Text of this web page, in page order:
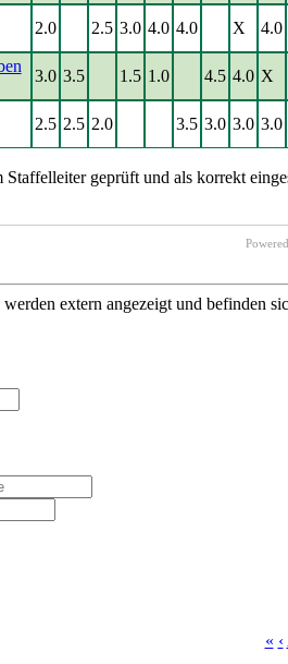
2.0 2.5 3.0 4.0 4.0 X 4.0
3.0 3.5 1.5 1.0 4.5 4.0 X
2.5 2.5 2.0 3.5 3.0 3.0 3.0
geprüft und als korrekt
extern angezeigt und befinden
« ‹